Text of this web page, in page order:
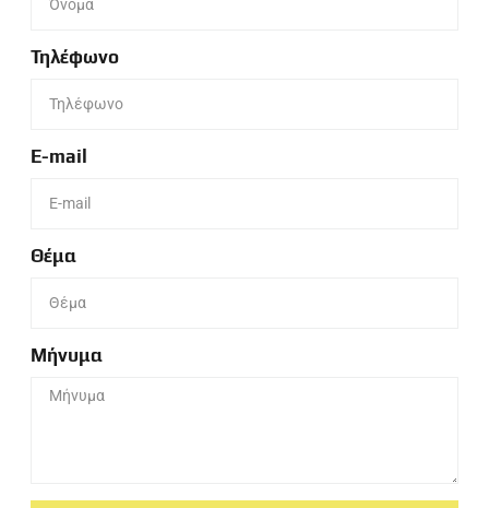
Τηλέφωνο
E-mail
Θέμα
Μήνυμα